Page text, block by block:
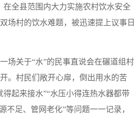
在全县范围内大力实施农村饮水安全
场村的饮水难题，被迅速提上议事日
场关于“水”的民事直说会在碾道组村
。村民们敞开心扉，倒出用水的苦
得起来接水”“水压小得连热水器都带
足、管网老化”等问题一一记录，